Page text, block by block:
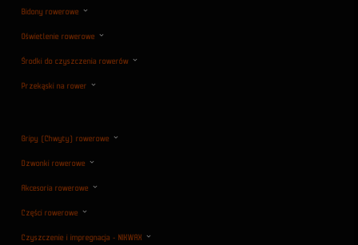
Bidony rowerowe
Oświetlenie rowerowe
Środki do czyszczenia rowerów
Przekąski na rower
Gripy (Chwyty) rowerowe
Dzwonki rowerowe
Akcesoria rowerowe
Części rowerowe
Czyszczenie i impregnacja - NIKWAX